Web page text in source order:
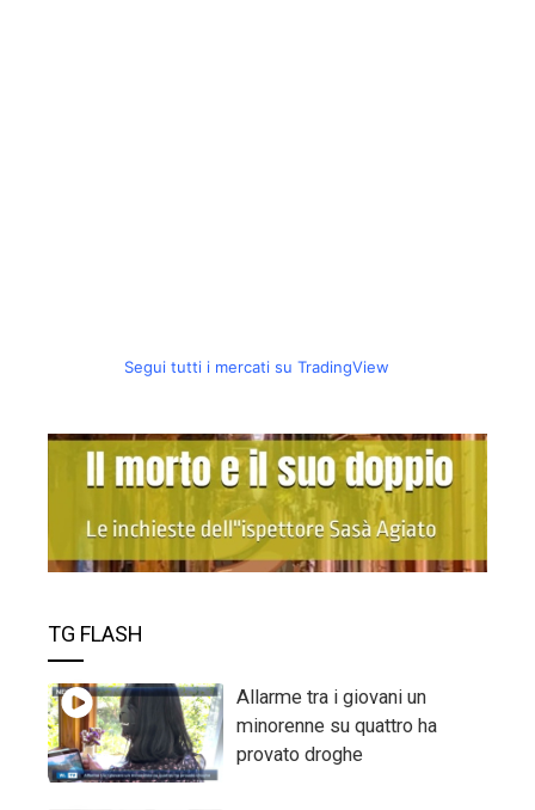
Segui tutti i mercati su TradingView
TG FLASH
Allarme tra i giovani un
minorenne su quattro ha
provato droghe